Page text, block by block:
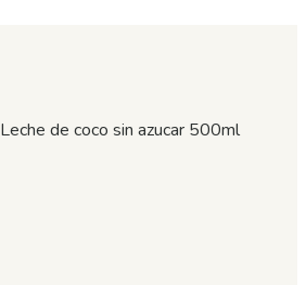
Leche de coco sin azucar 500ml